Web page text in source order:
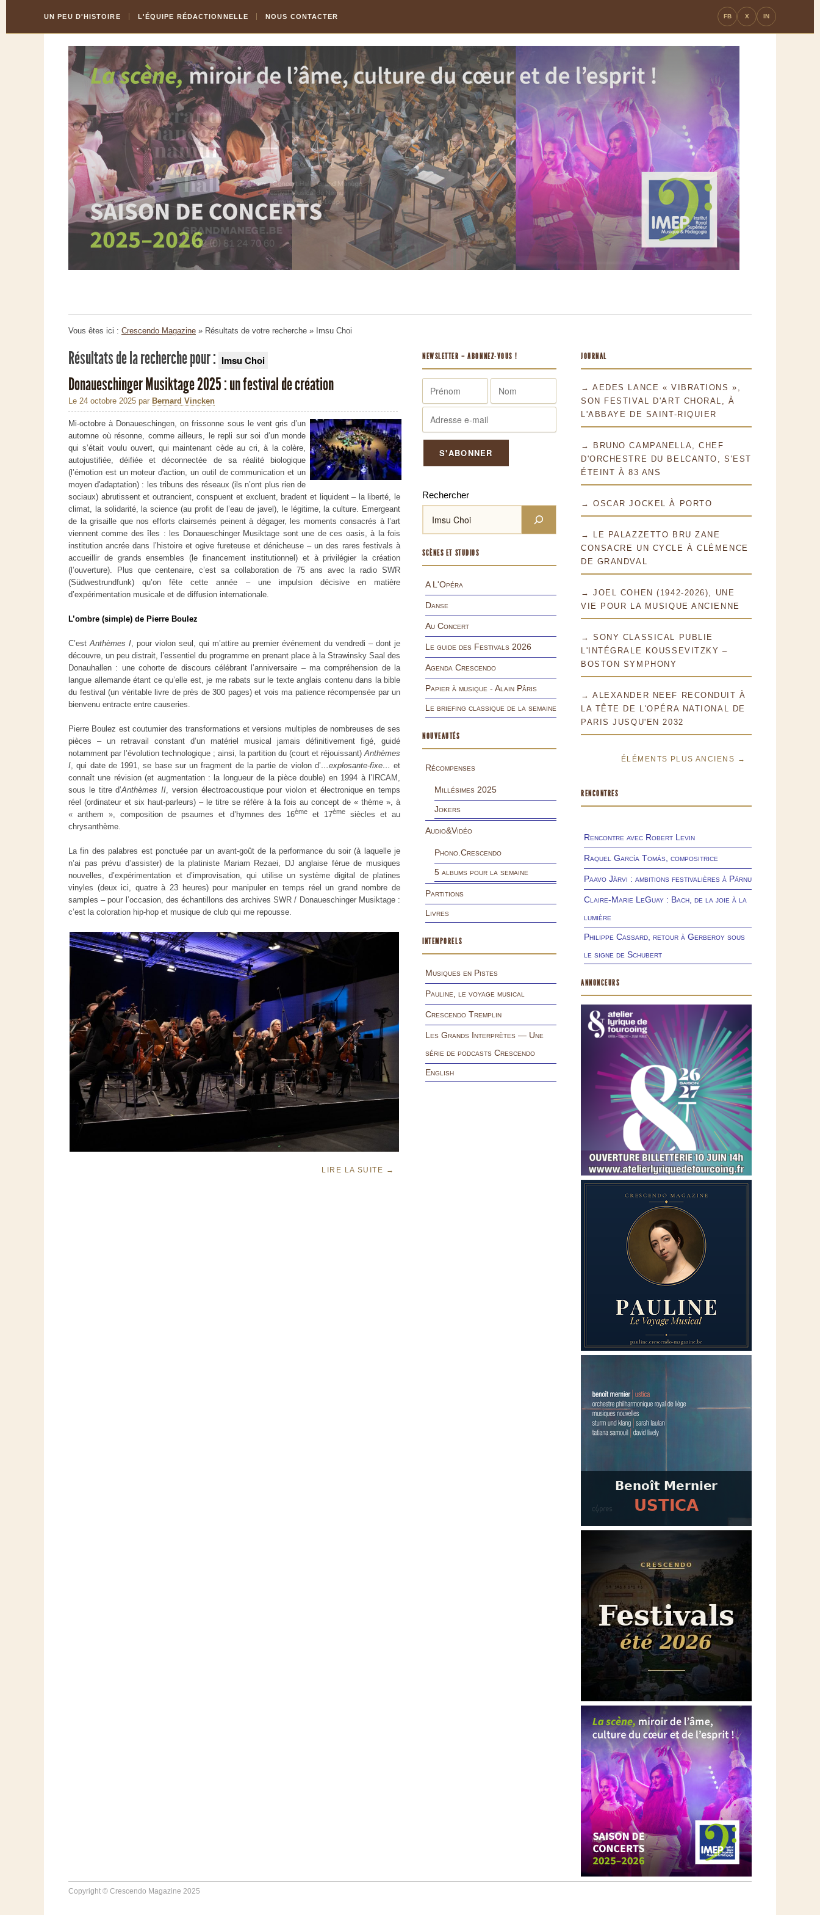
Content
la
UN PEU D'HISTOIRE L'ÉQUIPE RÉDACTIONNELLE NOUS CONTACTER FB X IN
Vous êtes ici : Crescendo Magazine » Résultats de votre recherche » Imsu Choi
Résultats de la recherche pour : Imsu Choi
Donaueschinger Musiktage 2025 : un festival de création
Le 24 octobre 2025 par Bernard Vincken
Mi-octobre à Donaueschingen, on frissonne sous le vent gris d’un
automne où résonne, comme ailleurs, le repli sur soi d’un monde
qui s’était voulu ouvert, qui maintenant cède au cri, à la colère,
autojustifiée, déifiée et déconnectée de sa réalité biologique
(l’émotion est un moteur d'action, un outil de communication et un
moyen d'adaptation) : les tribuns des réseaux (ils n’ont plus rien de
sociaux) abrutissent et outrancient, conspuent et excluent, bradent et liquident – la liberté, le
climat, la solidarité, la science (au profit de l’eau de javel), le légitime, la culture. Emergeant
de la grisaille que nos efforts clairsemés peinent à dégager, les moments consacrés à l’art
viennent comme des îles : les Donaueschinger Musiktage sont une de ces oasis, à la fois
institution ancrée dans l’histoire et ogive fureteuse et dénicheuse – un des rares festivals à
accueillir de grands ensembles (le financement institutionnel) et à privilégier la création
(l’ouverture). Plus que centenaire, c’est sa collaboration de 75 ans avec la radio SWR
(Südwestrundfunk) qu’on fête cette année – une impulsion décisive en matière
d’expérimentation musicale et de diffusion internationale.
L’ombre (simple) de Pierre Boulez
C’estAnthèmes I, pour violon seul, qui m’attire au premier événement du vendredi – dont je
découvre, un peu distrait, l’essentiel du programme en prenant place à la Strawinsky Saal des
Donauhallen : une cohorte de discours célébrant l’anniversaire – ma compréhension de la
langue allemande étant ce qu’elle est, je me rabats sur le texte anglais contenu dans la bible
du festival (un véritable livre de près de 300 pages) et vois ma patience récompensée par un
bienvenu entracte entre causeries.
Pierre Boulez est coutumier des transformations et versions multiples de nombreuses de ses
pièces – un retravail constant d’un matériel musical jamais définitivement figé, guidé
notamment par l’évolution technologique ; ainsi, la partition du (court et réjouissant)Anthèmes
I, qui date de 1991, se base sur un fragment de la partie de violon d’…explosante-fixe… et
connaît une révision (et augmentation : la longueur de la pièce double) en 1994 à l’IRCAM,
sous le titre d’Anthèmes II, version électroacoustique pour violon et électronique en temps
réel (ordinateur et six haut-parleurs) – le titre se réfère à la fois au concept de « thème », à
« anthem », composition de psaumes et d’hymnes des 16ème et 17ème
siècles et au
chrysanthème.
La fin des palabres est ponctuée par un avant-goût de la performance du soir (à laquelle je
n’ai pas prévu d’assister) de la platiniste Mariam Rezaei, DJ anglaise férue de musiques
nouvelles, d’expérimentation et d’improvisation, qui utilise un système digital de platines
vinyles (deux ici, quatre à 23 heures) pour manipuler en temps réel un grand nombre de
samples – pour l’occasion, des échantillons des archives SWR / Donaueschinger Musiktage :
c’est la coloration hip-hop et musique de club qui me repousse.
LIRE LA SUITE →
NEWSLETTER – ABONNEZ-VOUS !
Rechercher
SCÈNES ET STUDIOS
A L'Opéra
Danse
Au Concert
Le guide des Festivals 2026
Agenda Crescendo
Papier à musique - Alain Pâris
Le briefing classique de la semaine
NOUVEAUTÉS
Récompenses
Millésimes 2025
Jokers
Audio&Vidéo
Phono.Crescendo
5 albums pour la semaine
Partitions
Livres
INTEMPORELS
Musiques en Pistes
Pauline, le voyage musical
Crescendo Tremplin
Les Grands Interprètes — Une
série de podcasts Crescendo
English
JOURNAL
→ AEDES LANCE « VIBRATIONS »,
SON FESTIVAL D'ART CHORAL, À
L'ABBAYE DE SAINT-RIQUIER
→ BRUNO CAMPANELLA, CHEF
D'ORCHESTRE DU BELCANTO, S'EST
ÉTEINT À 83 ANS
→ OSCAR JOCKEL À PORTO
→ LE PALAZZETTO BRU ZANE
CONSACRE UN CYCLE À CLÉMENCE
DE GRANDVAL
→ JOEL COHEN (1942-2026), UNE
VIE POUR LA MUSIQUE ANCIENNE
→ SONY CLASSICAL PUBLIE
L'INTÉGRALE KOUSSEVITZKY –
BOSTON SYMPHONY
→ ALEXANDER NEEF RECONDUIT À
LA TÊTE DE L'OPÉRA NATIONAL DE
PARIS JUSQU'EN 2032
ÉLÉMENTS PLUS ANCIENS →
RENCONTRES
Rencontre avec Robert Levin
Raquel García Tomás, compositrice
Paavo Järvi : ambitions festivalières à Pärnu
Claire-Marie LeGuay : Bach, de la joie à la
lumière
Philippe Cassard, retour à Gerberoy sous
le signe de Schubert
ANNONCEURS
Copyright © Crescendo Magazine 2025